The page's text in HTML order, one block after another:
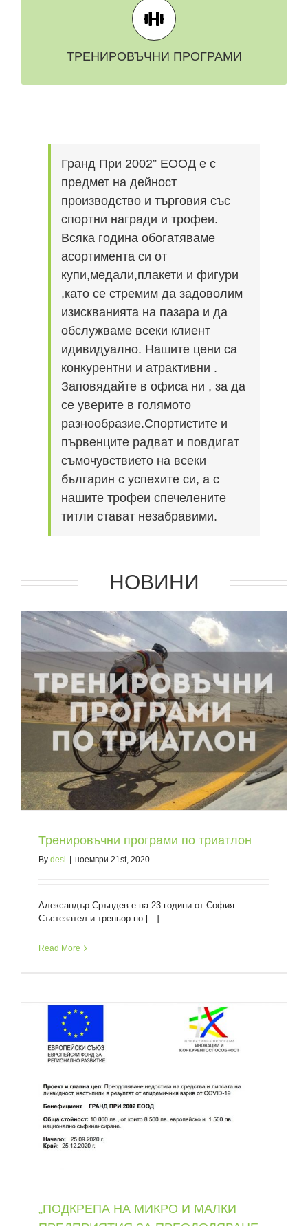
ТРЕНИРОВЪЧНИ ПРОГРАМИ
РАЗГЛЕДАЙ ВСИЧКИ
ТРЕНИРОВЪЧНИ ПРОГРАМИ
Гранд При 2002” ЕООД е с
предмет на дейност
производство и търговия със
спортни награди и трофеи.
Всяка година обогатяваме
асортимента си от
купи,медали,плакети и фигури
,като се стремим да задоволим
изискванията на пазара и да
обслужваме всеки клиент
идивидуално. Нашите цени са
конкурентни и атрактивни .
Заповядайте в офиса ни , за да
се уверите в голямото
разнообразие.Спортистите и
първенците радват и повдигат
съмочувствието на всеки
българин с успехите си, а с
нашите трофеи спечелените
титли стават незабравими.
НОВИНИ
Тренировъчни програми по триатлон
By desi ноември 21st, 2020
Александър Сръндев е на 23 години от София.
Състезател и треньор по [...]
Read More
„ПОДКРЕПА НА МИКРО И МАЛКИ